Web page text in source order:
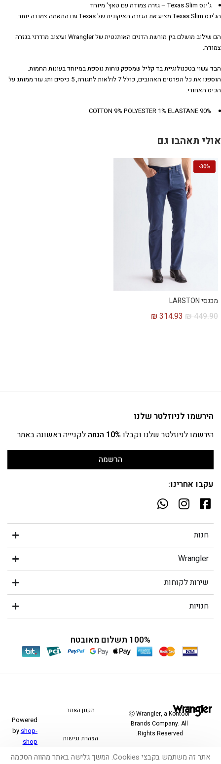
ג'ינס Texas Slim – גזרה צמודה עם טאץ' מיוחד
הג'ינס Texas Slim מציע את הגזרה האיקונית של Texas עם התאמה צמודה יותר.
הם שילוב מושלם בין מורשת הדנים האותנטית של Wrangler ועיצוב מודרני בגזרה
צמודה.
הבד עשוי בטכנולוגיית בד קליל שמספק נוחות נוספת במיוחד בעונות החמות.
הוספנו את כל הפרטים האהובים, כולל 7 לולאות לחגורה, 5 כיסים ותג עור ממותג על
הכיס האחורי.
90% COTTON 9% POLYESTER 1% ELASTANE
אולי תאהבו גם
30%
-
מכנסי LARSTON
₪449.90
₪ 314.93
הירשמו לניוזלטר שלנו
הירשמו לניוזלטר שלנו וקבלו 10% הנחה לקניייה ראשונה באתר
הרשמה
עקבו אחרינו:
חנות
Wrangler
שירות לקוחות
חנויות
100% תשלום מאובטח
Ⓒ Wrangler, a Kontoor
Brands Company. All
Rights Reserved.
תקנון האתר
הצהרת נגישות
Powered
by shop-
shop
אתר זה משתמש בקבצי Cookies. המשך גלישה באתר מהווה הסכמה